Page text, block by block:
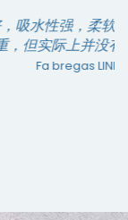
开始店家说
重。